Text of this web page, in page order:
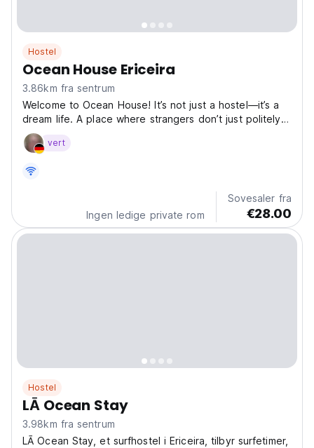
Hostel
Ocean House Ericeira
3.86km fra sentrum
Welcome to Ocean House! It’s not just a hostel—it’s a
dream life. A place where strangers don’t just politely
nod at each other over breakfast, but actually ask
‘’hey who are you and how is your day’’. Where you
vert
Ingen ledige private rom
Sovesaler fra
€28.00
Hostel
LĀ Ocean Stay
3.98km fra sentrum
LĀ Ocean Stay, et surfhostel i Ericeira, tilbyr surfetimer,